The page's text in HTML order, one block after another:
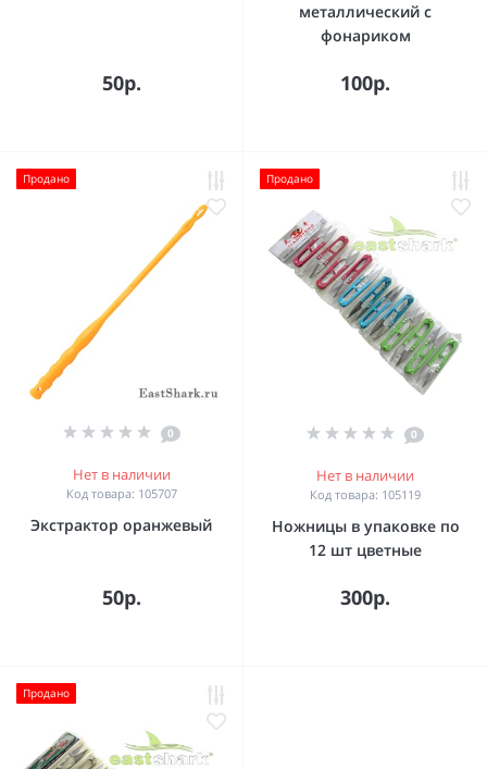
50р.
металлический с
фонариком
100р.
Продано
0
Нет в наличии
Код товара: 105707
Экстрактор оранжевый
50р.
Продано
0
Нет в наличии
Код товара: 105119
Ножницы в упаковке по
12 шт цветные
300р.
Продано